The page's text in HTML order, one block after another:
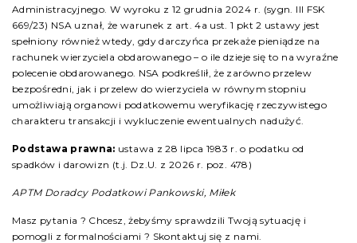
Administracyjnego. W wyroku z 12 grudnia 2024 r. (sygn. III FSK
669/23) NSA uznał, że warunek z art. 4a ust. 1 pkt 2 ustawy jest
spełniony również wtedy, gdy darczyńca przekaże pieniądze na
rachunek wierzyciela obdarowanego – o ile dzieje się to na wyraźne
polecenie obdarowanego. NSA podkreślił, że zarówno przelew
bezpośredni, jak i przelew do wierzyciela w równym stopniu
umożliwiają organowi podatkowemu weryfikację rzeczywistego
charakteru transakcji i wykluczenie ewentualnych nadużyć.
Podstawa prawna: ustawa z 28 lipca 1983 r. o podatku od
spadków i darowizn (t.j. Dz.U. z 2026 r. poz. 478)
APTM Doradcy Podatkowi Pankowski, Miłek
Masz pytania ? Chcesz, żebyśmy sprawdzili Twoją sytuację i
pomogli z formalnościami ? Skontaktuj się z nami.